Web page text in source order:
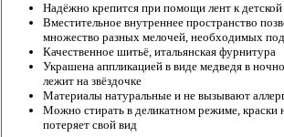
Надёжно крепится при помощи лент к детской
Вместительное внутреннее пространство
множество разных мелочей, необходимых
Качественное шитьё, итальянская фурнитура
Украшена аппликацией в виде медведя в
лежит на звёздочке
Материалы натуральные и не вызывают
Можно стирать в деликатном режиме, краски
потеряет свой вид